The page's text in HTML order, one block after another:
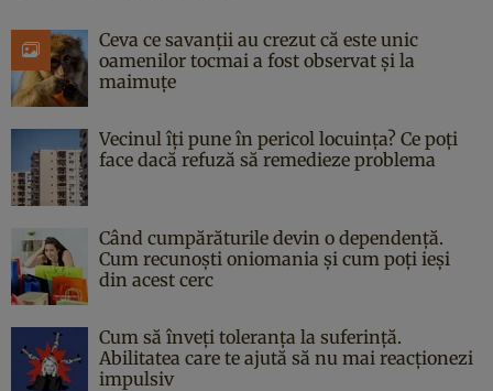
Ceva ce savanții au crezut că este unic
oamenilor tocmai a fost observat și la
maimuțe
Vecinul îți pune în pericol locuința? Ce poți
face dacă refuză să remedieze problema
Când cumpărăturile devin o dependență.
Cum recunoști oniomania și cum poți ieși
din acest cerc
Cum să înveți toleranța la suferință.
Abilitatea care te ajută să nu mai reacționezi
impulsiv